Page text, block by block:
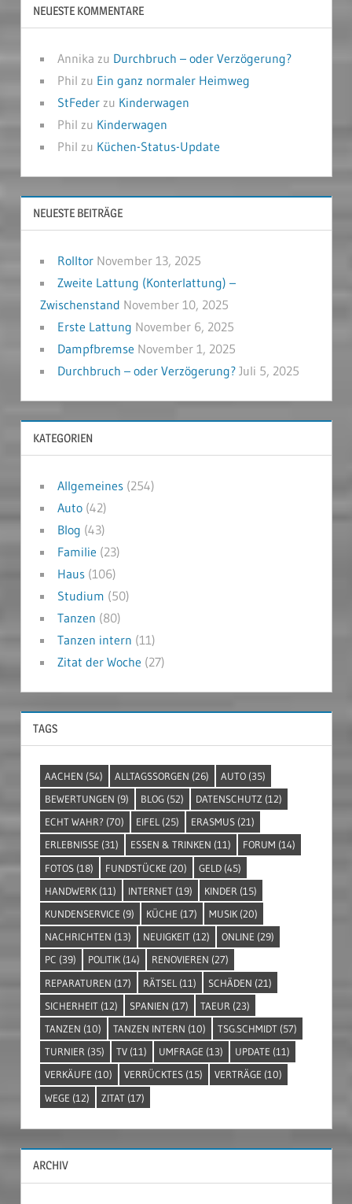
NEUESTE KOMMENTARE
Annika zu Durchbruch – oder Verzögerung?
Phil zu Ein ganz normaler Heimweg
StFederzu Kinderwagen
Phil zu Kinderwagen
Phil zu Küchen-Status-Update
NEUESTE BEITRÄGE
Rolltor November 13, 2025
Zweite Lattung (Konterlattung) –
Zwischenstand November 10, 2025
Erste Lattung November 6, 2025
Dampfbremse November 1, 2025
Durchbruch – oder Verzögerung? Juli 5, 2025
KATEGORIEN
Allgemeines(254)
Auto(42)
Blog (43)
Familie (23)
Haus(106)
Studium (50)
Tanzen (80)
Tanzen intern (11)
Zitat der Woche (27)
TAGS
AACHEN (54) ALLTAGSSORGEN (26) AUTO (35)
BEWERTUNGEN (9) BLOG (52) DATENSCHUTZ (12)
ECHT WAHR? (70) EIFEL (25) ERASMUS (21)
ERLEBNISSE (31) ESSEN & TRINKEN (11) FORUM (14)
FOTOS (18) FUNDSTÜCKE (20) GELD (45)
HANDWERK (11) INTERNET (19) KINDER (15)
KUNDENSERVICE (9) KÜCHE (17) MUSIK (20)
NACHRICHTEN (13) NEUIGKEIT (12) ONLINE (29)
PC (39) POLITIK (14) RENOVIEREN (27)
REPARATUREN (17) RÄTSEL (11) SCHÄDEN (21)
SICHERHEIT (12) SPANIEN (17) TAEUR (23)
TANZEN (10) TANZEN INTERN (10) TSG.SCHMIDT (57)
TURNIER (35) TV (11) UMFRAGE (13) UPDATE (11)
VERKÄUFE (10) VERRÜCKTES (15) VERTRÄGE (10)
WEGE (12) ZITAT (17)
ARCHIV